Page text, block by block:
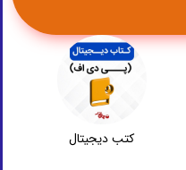
کتب دیجیتال